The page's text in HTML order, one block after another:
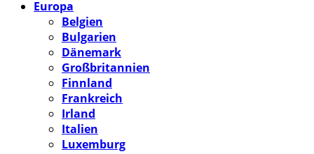
Europa
Belgien
Bulgarien
Dänemark
Großbritannien
Finnland
Frankreich
Irland
Italien
Luxemburg